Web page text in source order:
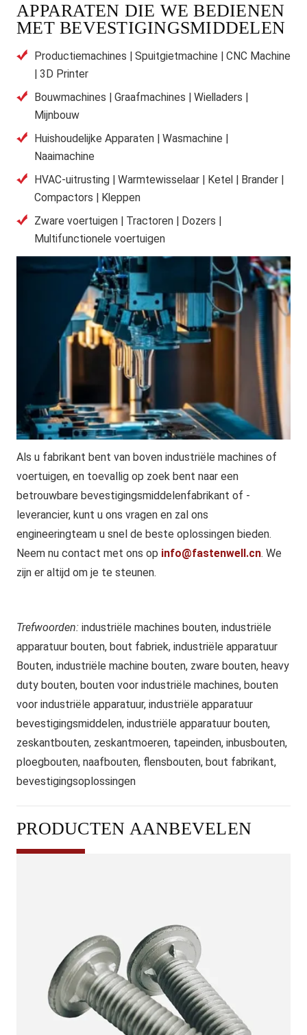
APPARATEN DIE WE BEDIENEN
MET BEVESTIGINGSMIDDELEN
Productiemachines | Spuitgietmachine | CNC Machine
| 3D Printer
Bouwmachines | Graafmachines | Wielladers |
Mijnbouw
Huishoudelijke Apparaten | Wasmachine |
Naaimachine
HVAC-uitrusting | Warmtewisselaar | Ketel | Brander |
Compactors | Kleppen
Zware voertuigen | Tractoren | Dozers |
Multifunctionele voertuigen
Als u fabrikant bent van boven industriële machines of
voertuigen, en toevallig op zoek bent naar een
betrouwbare bevestigingsmiddelenfabrikant of -
leverancier, kunt u ons vragen en zal ons
engineeringteam u snel de beste oplossingen bieden.
Neem nu contact met ons op info@fastenwell.cn. We
zijn er altijd om je te steunen.
Trefwoorden: industriële machines bouten, industriële
apparatuur bouten, bout fabriek, industriële apparatuur
Bouten, industriële machine bouten, zware bouten, heavy
duty bouten, bouten voor industriële machines, bouten
voor industriële apparatuur, industriële apparatuur
bevestigingsmiddelen, industriële apparatuur bouten,
zeskantbouten, zeskantmoeren, tapeinden, inbusbouten,
ploegbouten, naafbouten, flensbouten, bout fabrikant,
bevestigingsoplossingen
PRODUCTEN AANBEVELEN